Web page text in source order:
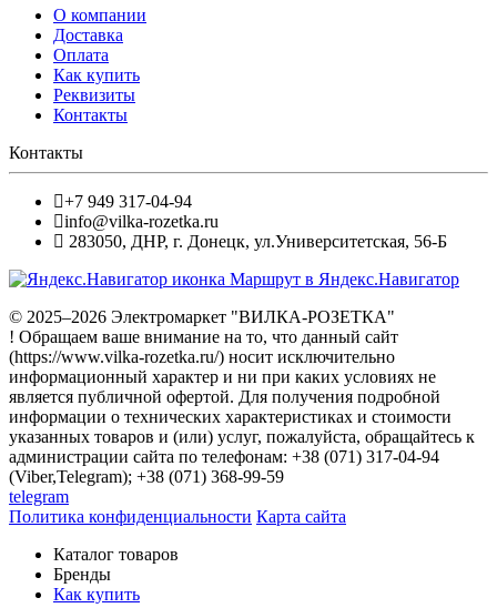
О компании
Доставка
Оплата
Как купить
Реквизиты
Контакты
Контакты
+7 949 317-04-94
info@vilka-rozetka.ru
283050, ДНР, г. Донецк, ул.Университетская, 56-Б
Маршрут в Яндекс.Навигатор
© 2025–2026 Электромаркет "ВИЛКА-РОЗЕТКА"
! Обращаем ваше внимание на то, что данный сайт
(https://www.vilka-rozetka.ru/) носит исключительно
информационный характер и ни при каких условиях не
является публичной офертой. Для получения подробной
информации о технических характеристиках и стоимости
указанных товаров и (или) услуг, пожалуйста, обращайтесь к
администрации сайта по телефонам: +38 (071) 317-04-94
(Viber,Telegram); +38 (071) 368-99-59
telegram
Политика конфиденциальности Карта сайта
Каталог товаров
Бренды
Как купить